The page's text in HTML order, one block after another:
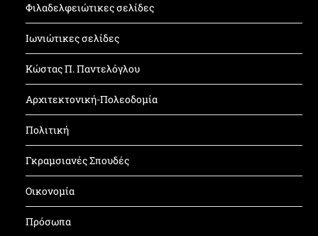
Φιλαδελφειώτικες σελίδες
Ιωνιώτικες σελίδες
Κώστας Π. Παντελόγλου
Αρχιτεκτονική-Πολεοδομία
Πολιτική
Γκραμσιανές Σπουδές
Οικονομία
Πρόσωπα